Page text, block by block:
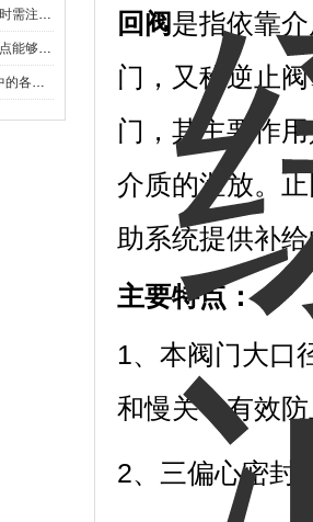
Z644TC双闸板出料阀安装时需注意哪些事项？
ZJF气动不锈钢角座阀的特点能够稳定地控制介质流量
RXG过滤器能够有效过滤中的各种杂质
回阀是指依靠
门，又称逆止
门，其主要作
介质的泄放。
助系统提供补
主要特点：
1、本阀门大口
和慢关，有效
2、三偏心密封